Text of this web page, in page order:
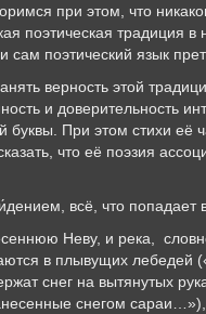
при этом, что
поэтическая
поэтический язык
верность этой
и доверительность
буквы. При этом стихи
что её поэзия
всё, что попадает
Неву, и река,
в плывущих лебедей
снег на вытянутых
снегом сараи…»),